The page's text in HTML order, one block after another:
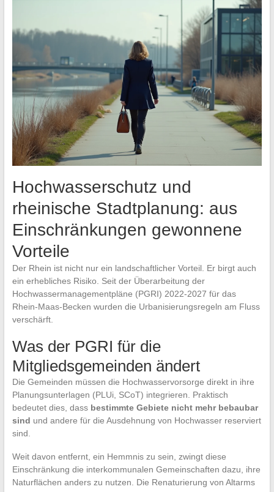
Hochwasserschutz und
rheinische Stadtplanung: aus
Einschränkungen gewonnene
Vorteile
Der Rhein ist nicht nur ein landschaftlicher Vorteil. Er birgt auch
ein erhebliches Risiko. Seit der Überarbeitung der
Hochwassermanagementpläne (PGRI) 2022-2027 für das
Rhein-Maas-Becken wurden die Urbanisierungsregeln am Fluss
verschärft.
Was der PGRI für die
Mitgliedsgemeinden ändert
Die Gemeinden müssen die Hochwasservorsorge direkt in ihre
Planungsunterlagen (PLUi, SCoT) integrieren. Praktisch
bedeutet dies, dass bestimmte Gebiete nicht mehr bebaubar
sind und andere für die Ausdehnung von Hochwasser reserviert
sind.
Weit davon entfernt, ein Hemmnis zu sein, zwingt diese
Einschränkung die interkommunalen Gemeinschaften dazu, ihre
Naturflächen anders zu nutzen. Die Renaturierung von Altarms